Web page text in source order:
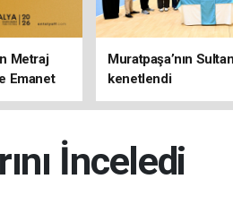
Metraj
Emanet
Muratpaşa’nın
kenetlendi
İnceledi